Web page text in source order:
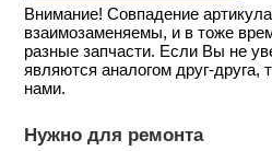
Внимание! Совпадение
взаимозаменяемы, и в тоже
разные запчасти. Если Вы не
являются аналогом друг-друга,
нами.
Нужно для ремонта